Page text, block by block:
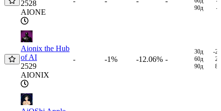
2528
AIONE
90д
-
Aionix the Hub
of AI
2529
AIONIX
- -1% -12.06% -
30д
-
60д
90д